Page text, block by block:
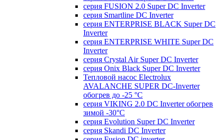
серия FUSION 2.0 Super DC Іnverter
серия Smartline DC Inverter
серия ENTERPRISE BLACK Super DC
Inverter
серия ENTERPRISE WHITE Super DC
Inverter
серия Crystal Air Super DC Inverter
серия Onix Black Super DC Inverter
Тепловой насос Electrolux
AVALANCHE SUPER DC-Inverter
обогрев до -25 °С
серия VIKING 2.0 DC Inverter обогрев
зимой -30°С
серия Evolution Super DC Inverter
серия Skandi DC Inverter